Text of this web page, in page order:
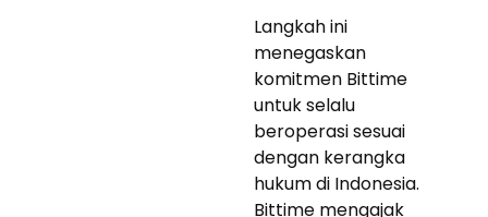
Langkah ini
menegaskan
komitmen Bittime
untuk selalu
beroperasi sesuai
dengan kerangka
hukum di Indonesia.
Bittime mengajak